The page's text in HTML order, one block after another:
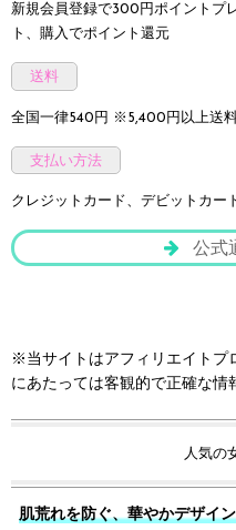
新規会員登録で300円ポイントプ
ト、購入でポイント還元
送料
全国一律540円 ※5,400円以上送
支払い方法
クレジットカード、デビットカー
公式
※当サイトはアフィリエイトプ
にあたっては客観的で正確な情
人気の
肌荒れを防ぐ、華やかデザイ